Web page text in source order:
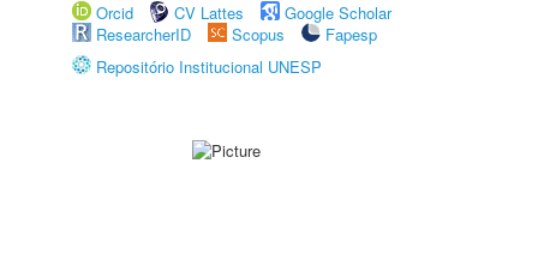
Orcid
CV Lattes
Google Scholar
ResearcherID
Scopus
Fapesp
Repositório Institucional UNESP